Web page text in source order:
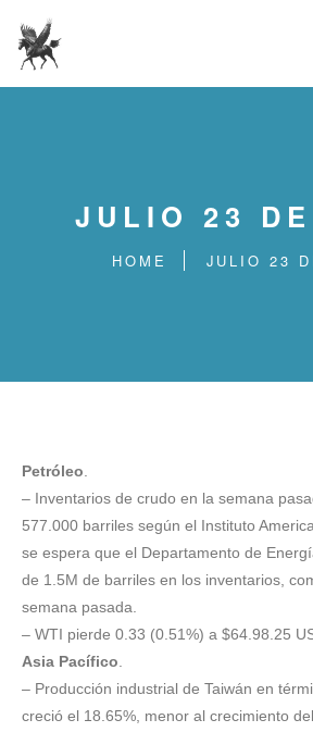
JULIO 23
HOME JULIO 23
Petróleo
– Inventarios de crudo en la semana
577.000 barriles según el Instituto
se espera que el Departamento de
de 1.5M de barriles en los inventarios,
semana pasada.
– WTI pierde 0.33 (0.51%) a $64.98.25
Asia Pacífico
– Producción industrial de Taiwán en
creció el 18.65%, menor al crecimiento